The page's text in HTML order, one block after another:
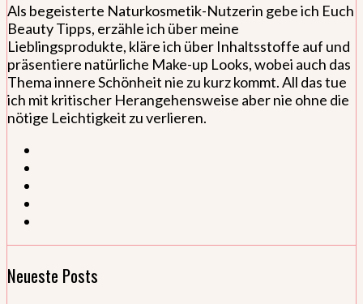
Als begeisterte Naturkosmetik-Nutzerin gebe ich Euch
Beauty Tipps, erzähle ich über meine
Lieblingsprodukte, kläre ich über Inhaltsstoffe auf und
präsentiere natürliche Make-up Looks, wobei auch das
Thema innere Schönheit nie zu kurz kommt. All das tue
ich mit kritischer Herangehensweise aber nie ohne die
nötige Leichtigkeit zu verlieren.
Neueste Posts